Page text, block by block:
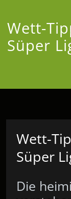
Wett-
Süper
Wett-
Süper
Die